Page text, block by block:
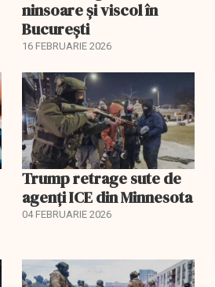
ninsoare și viscol în
București
16 FEBRUARIE 2026
Trump retrage sute de
agenți ICE din Minnesota
04 FEBRUARIE 2026